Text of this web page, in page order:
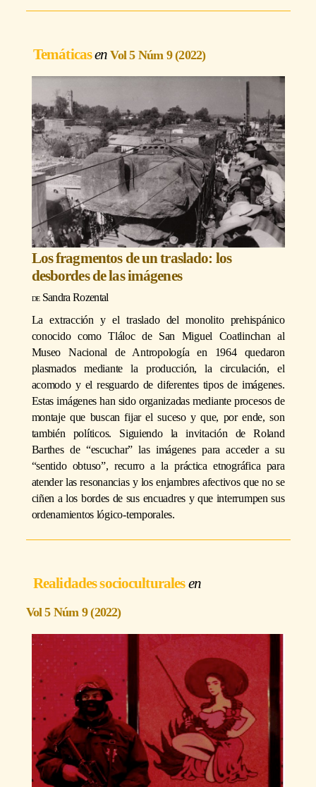
Temáticas Vol 5 Núm 9 (2022)
Los fragmentos de un traslado: los
desbordes de las imágenes
Sandra Rozental
La extracción y el traslado del monolito prehispánico
conocido como Tláloc de San Miguel Coatlinchan al
Museo Nacional de Antropología en 1964 quedaron
plasmados mediante la producción, la circulación, el
acomodo y el resguardo de diferentes tipos de imágenes.
Estas imágenes han sido organizadas mediante procesos de
montaje que buscan fijar el suceso y que, por ende, son
también políticos. Siguiendo la invitación de Roland
Barthes de “escuchar” las imágenes para acceder a su
“sentido obtuso”, recurro a la práctica etnográfica para
atender las resonancias y los enjambres afectivos que no se
ciñen a los bordes de sus encuadres y que interrumpen sus
ordenamientos lógico-temporales.
Realidades socioculturales
Vol 5 Núm 9 (2022)